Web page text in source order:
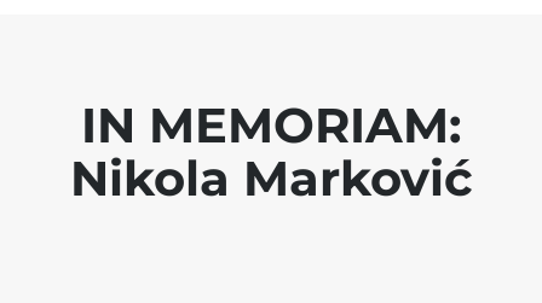
IN MEMORIAM:
Nikola Marković